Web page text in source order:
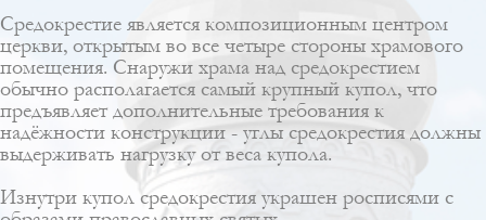
Средокрестие является композиционным центром
церкви, открытым во все четыре стороны храмового
помещения. Снаружи храма над средокрестием
обычно располагается самый крупный купол, что
предъявляет дополнительные требования к
надёжности конструкции - углы средокрестия должны
выдерживать нагрузку от веса купола.
Изнутри купол средокрестия украшен росписями с